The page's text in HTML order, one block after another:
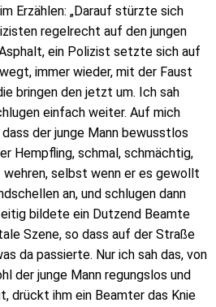
Erzählen: „Darauf stürzte sich
regelrecht auf den jungen
ein Polizist setzte sich auf
immer wieder, mit der Faust
bringen den jetzt um. Ich sah
einfach weiter. Auf mich
der junge Mann bewusstlos
Hempfling, schmal, schmächtig,
selbst wenn er es gewollt
an, und schlugen dann
bildete ein Dutzend Beamte
Szene, so dass auf der Straße
da passierte. Nur ich sah das, von
der junge Mann regungslos und
drückt ihm ein Beamter das Knie